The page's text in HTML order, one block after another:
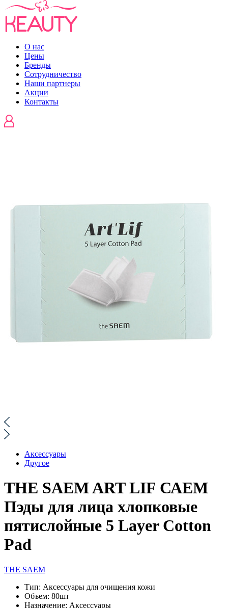
О нас
Цены
Бренды
Сотрудничество
Наши партнеры
Акции
Контакты
Аксессуары
Другое
THE SAEM ART LIF САЕМ
Пэды для лица хлопковые
пятислойные 5 Layer Cotton
Pad
THE SAEM
Тип: Аксессуары для очищения кожи
Объем: 80шт
Назначение: Аксессуары